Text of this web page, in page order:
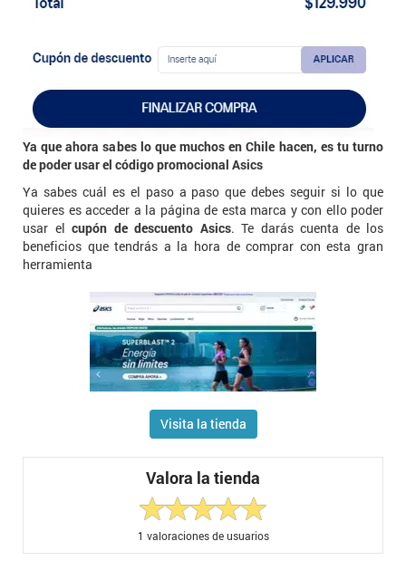
Ya que ahora sabes lo que muchos en Chile hacen, es tu turno
de poder usar el código promocional Asics
Ya sabes cuál es el paso a paso que debes seguir si lo que
quieres es acceder a la página de esta marca y con ello poder
usar el cupón de descuento Asics. Te darás cuenta de los
beneficios que tendrás a la hora de comprar con esta gran
herramienta
Visita la tienda
Valora la tienda
1 valoraciones de usuarios